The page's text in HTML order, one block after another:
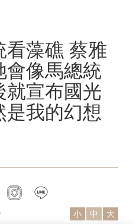
看藻礁 蔡雅
會像馬總統
就宣布國光
我的幻想
twitter instagram
小 中 大